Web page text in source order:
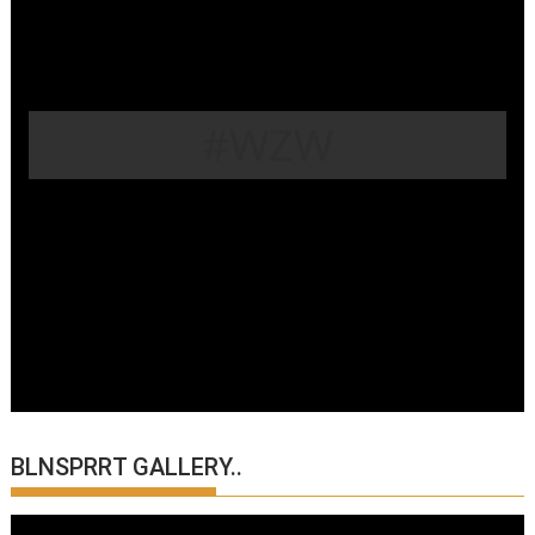
BLNSPRRT GALLERY..